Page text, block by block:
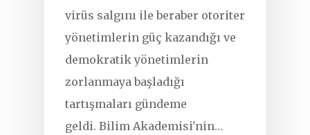
virüs salgını ile beraber otoriter
yönetimlerin güç kazandığı ve
demokratik yönetimlerin
zorlanmaya başladığı
tartışmaları gündeme
geldi. Bilim Akademisi'nin…